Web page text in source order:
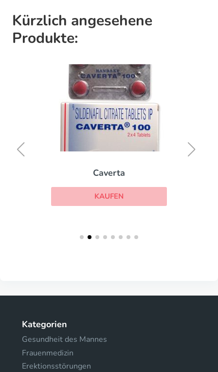
Kürzlich angesehene
Produkte:
Caverta
KAUFEN
Kategorien
Gesundheit des Mannes
Frauenmedizin
Erektionsstörungen